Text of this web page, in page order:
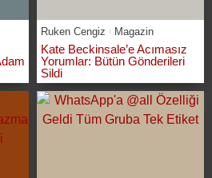
Ruken Cengiz Magazin
Kate Beckinsale’e Acımasız
Yorumlar: Bütün Gönderileri
Sildi